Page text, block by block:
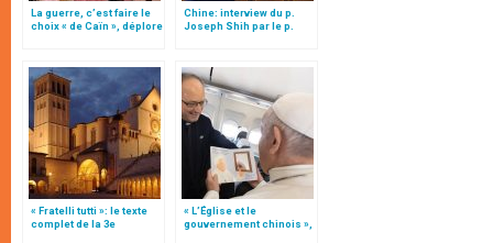
La guerre, c’est faire le
choix « de Caïn », déplore
Chine: interview du p.
Joseph Shih par le p.
« Fratelli tutti »: le texte
complet de la 3e
« L’Église et le
gouvernement chinois »,